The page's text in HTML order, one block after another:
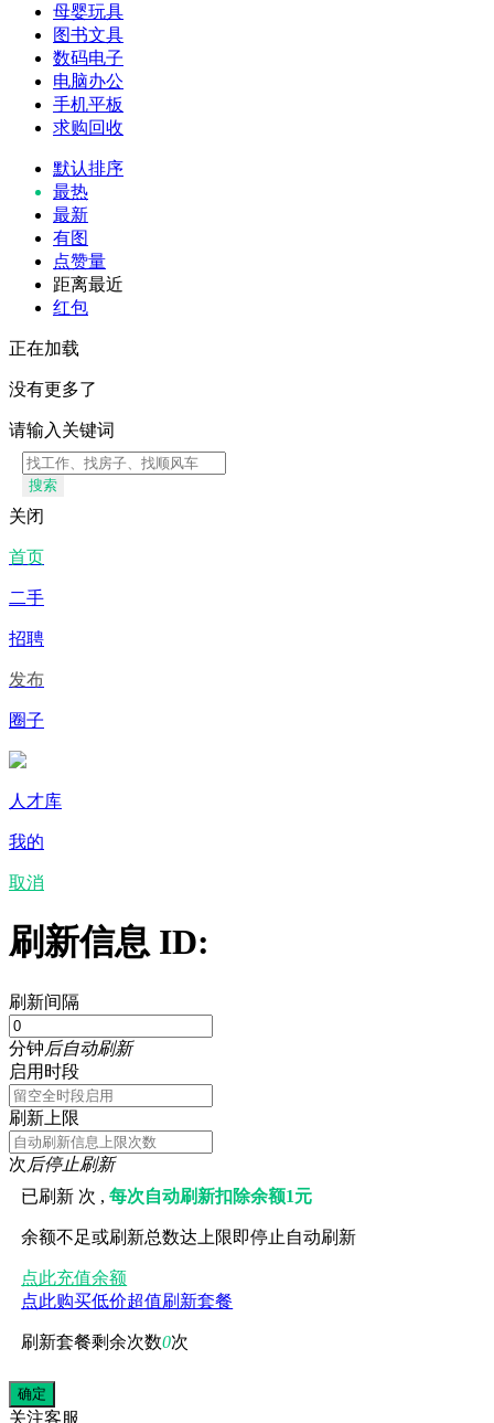
母婴玩具
图书文具
数码电子
电脑办公
手机平板
求购回收
默认排序
最热
最新
有图
点赞量
距离最近
红包
正在加载
没有更多了
请输入关键词
搜索
关闭
首页
二手
招聘
发布
圈子
人才库
我的
取消
刷新信息 ID:
刷新间隔
分钟后自动刷新
启用时段
刷新上限
次后停止刷新
已刷新 次 ,每次自动刷新扣除余额1元
余额不足或刷新总数达上限即停止自动刷新
点此充值余额
点此购买低价超值刷新套餐
刷新套餐剩余次数0次
关注客服